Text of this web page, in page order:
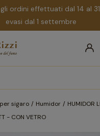
ordini effettuati dal 14 al
evasi dal 1 settembre
sigaro Humidor
HUMIDOR
- CON VETRO